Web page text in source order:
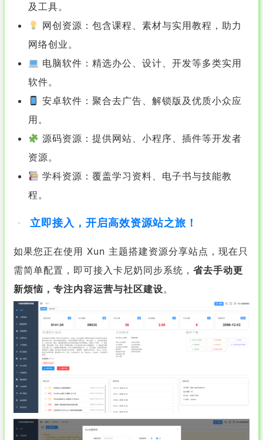
及工具。
网创资源：包含课程、素材与实用教程，助力
网络创业。
电脑软件：精选办公、设计、开发等多类实用
软件。
安卓软件：聚合去广告、解锁版及优质小众应
用。
源码资源：提供网站、小程序、插件等开发者
资源。
学科资源：覆盖学习资料、电子书与技能教
程。
立即接入，开启高效资源站之旅！
如果您正在使用 Xun 主题搭建资源分享站点，现在只
需简单配置，即可接入卡尼奶同步系统， 省去手动更
新烦恼，专注内容运营与社区建设。